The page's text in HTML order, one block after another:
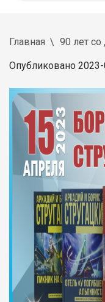
Главная 90 лет
Опубликовано